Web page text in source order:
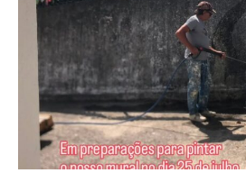
Ofertas para assinatura anual
Escolha o plano